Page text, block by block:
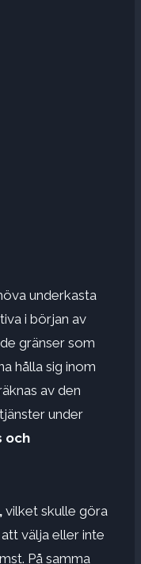
underkasta
i början av
gränser som
hålla sig inom
av den
under
och
vilket skulle göra
välja eller inte
På samma